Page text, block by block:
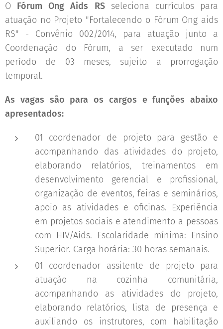
O Fórum Ong Aids RSseleciona currículos para
atuação no Projeto "Fortalecendo o Fórum Ong aids
RS" - Convênio 002/2014, para atuação junto a
Coordenação do Fòrum, a ser executado num
período de 03 meses, sujeito a prorrogação
temporal.
As vagas são para os cargos e funções abaixo
apresentados:
01 coordenador de projeto para gestão e
acompanhando das atividades do projeto,
elaborando relatórios, treinamentos em
desenvolvimento gerencial e profissional,
organização de eventos, feiras e seminários,
apoio as atividades e oficinas. Experiência
em projetos sociais e atendimento a pessoas
com HIV/Aids. Escolaridade mínima: Ensino
Superior. Carga horária: 30 horas semanais.
01 coordenador assitente de projeto para
atuação na cozinha comunitária,
acompanhando as atividades do projeto,
elaborando relatórios, lista de presença e
auxiliando os instrutores, com habilitação